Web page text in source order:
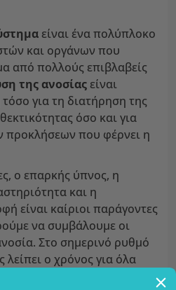
είναι ένα πολύπλοκο
και οργάνων που
από πολλούς επιβλαβείς
της ανοσίας είναι
για τη διατήρηση της
όσο και για
προκλήσεων που φέρνει η
ο επαρκής ύπνος, η
και η
είναι καίριοι παράγοντες
να συμβάλουμε οι
Στο σημερινό ρυθμό
ο χρόνος για όλα